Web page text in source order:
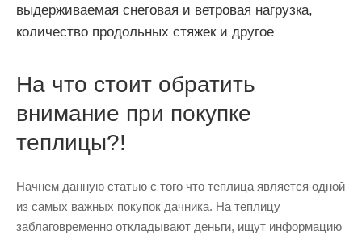
выдерживаемая снеговая и ветровая нагрузка,
количество продольных стяжек и другое
На что стоит обратить
внимание при покупке
теплицы?!
Начнем данную статью с того что теплица является одной
из самых важных покупок дачника. На теплицу
заблаговременно откладывают деньги, ищут информацию